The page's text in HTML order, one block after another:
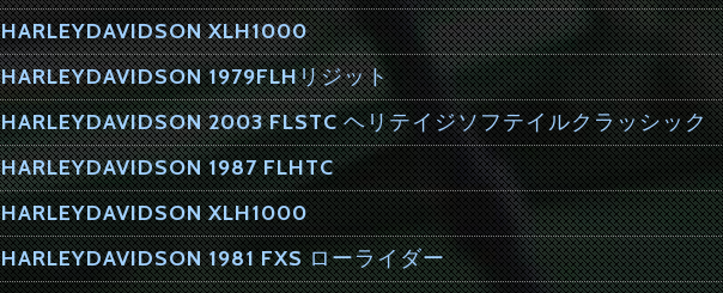
HARLEYDAVIDSON XLH1000
HARLEYDAVIDSON 1979FLHリジット
HARLEYDAVIDSON 2003 FLSTC ヘリテイジソフテイルクラッシック
HARLEYDAVIDSON 1987 FLHTC
HARLEYDAVIDSON XLH1000
HARLEYDAVIDSON 1981 FXS ローライダー